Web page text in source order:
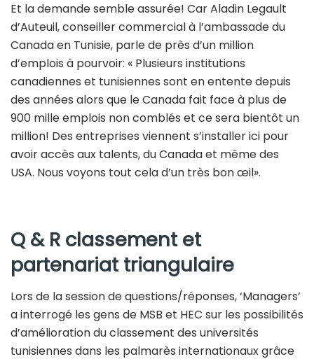
Et la demande semble assurée! Car Aladin Legault
d’Auteuil, conseiller commercial à l’ambassade du
Canada en Tunisie, parle de près d’un million
d’emplois à pourvoir: « Plusieurs institutions
canadiennes et tunisiennes sont en entente depuis
des années alors que le Canada fait face à plus de
900 mille emplois non comblés et ce sera bientôt un
million! Des entreprises viennent s’installer ici pour
avoir accès aux talents, du Canada et même des
USA. Nous voyons tout cela d’un très bon œil».
Q & R classement et
partenariat triangulaire
Lors de la session de questions/réponses, ‘Managers’
a interrogé les gens de MSB et HEC sur les possibilités
d’amélioration du classement des universités
tunisiennes dans les palmarès internationaux grâce